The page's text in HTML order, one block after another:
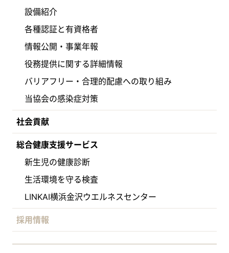
設備紹介
各種認証と有資格者
情報公開・事業年報
役務提供に関する詳細情報
バリアフリー・合理的配慮への取り組み
当協会の感染症対策
社会貢献
総合健康支援サービス
新生児の健康診断
生活環境を守る検査
LINKAI横浜金沢ウエルネスセンター
採用情報